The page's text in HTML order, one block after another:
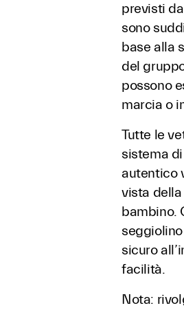
previsti
sono
base alla
del
possono
marcia o
Tutte le
sistema
autentico
vista
bambino.
sicuro
facilità.
Nota: